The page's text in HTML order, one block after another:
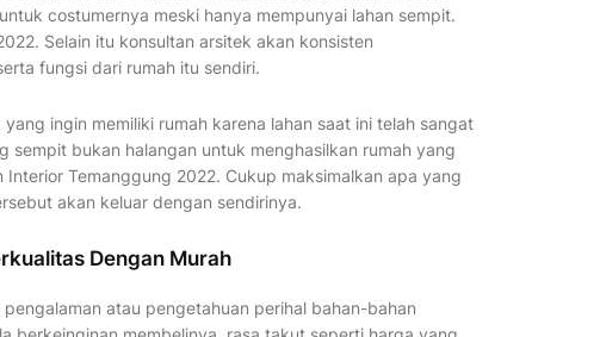
costumernya meski hanya mempunyai lahan sempit.
Selain itu konsultan arsitek akan konsisten
fungsi dari rumah itu sendiri.
ingin memiliki rumah karena lahan saat ini telah sangat
sempit bukan halangan untuk menghasilkan rumah yang
Interior Temanggung 2022. Cukup maksimalkan apa yang
akan keluar dengan sendirinya.
Dengan Murah
atau pengetahuan perihal bahan-bahan